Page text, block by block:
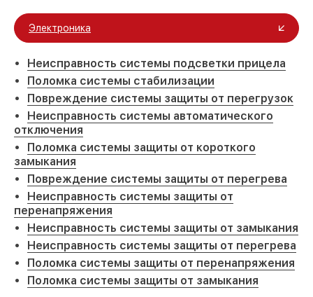
Электроника
Неисправность системы подсветки прицела
Поломка системы стабилизации
Повреждение системы защиты от перегрузок
Неисправность системы автоматического
отключения
Поломка системы защиты от короткого
замыкания
Повреждение системы защиты от перегрева
Неисправность системы защиты от
перенапряжения
Неисправность системы защиты от замыкания
Неисправность системы защиты от перегрева
Поломка системы защиты от перенапряжения
Поломка системы защиты от замыкания